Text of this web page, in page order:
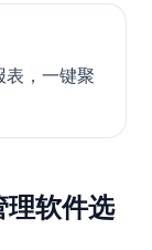
表，一键聚
理软件选